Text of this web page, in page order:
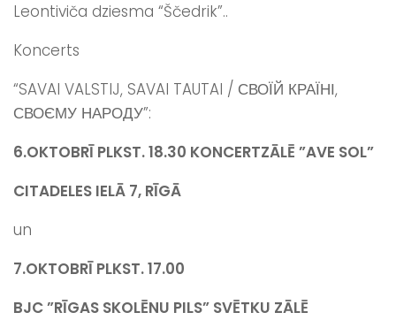
Leontiviča dziesma “Ščedrik”..
Koncerts
“SAVAI VALSTIJ, SAVAI TAUTAI / СВОЇЙ КРАЇНІ,
СВОЄМУ НАРОДУ”:
6.OKTOBRĪ PLKST. 18.30 KONCERTZĀLĒ ”AVE SOL”
CITADELES IELĀ 7, RĪGĀ
un
7.OKTOBRĪ PLKST. 17.00
BJC ”RĪGAS SKOLĒNU PILS” SVĒTKU ZĀLĒ